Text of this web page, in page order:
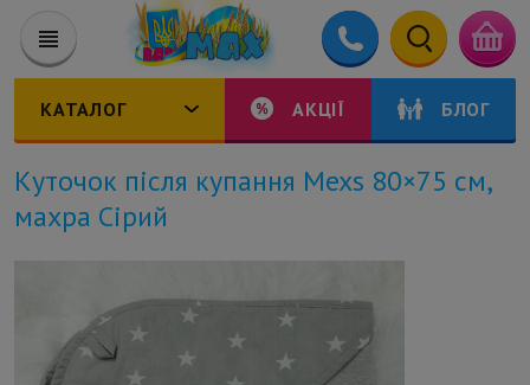
КАТАЛОГ АКЦІЇ БЛОГ
Куточок після купання Mexs 80×75 см,
махра Сірий